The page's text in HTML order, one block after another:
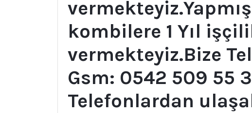
kombilere 1 Yıl
vermekteyiz.Bize
Gsm: 0542 509 55
Telefonlardan